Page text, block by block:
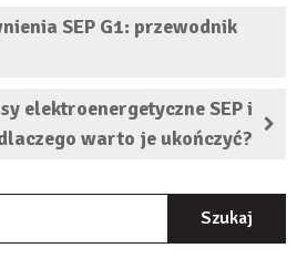
SEP G1: przewodnik
elektroenergetyczne SEP i
warto je ukończyć?